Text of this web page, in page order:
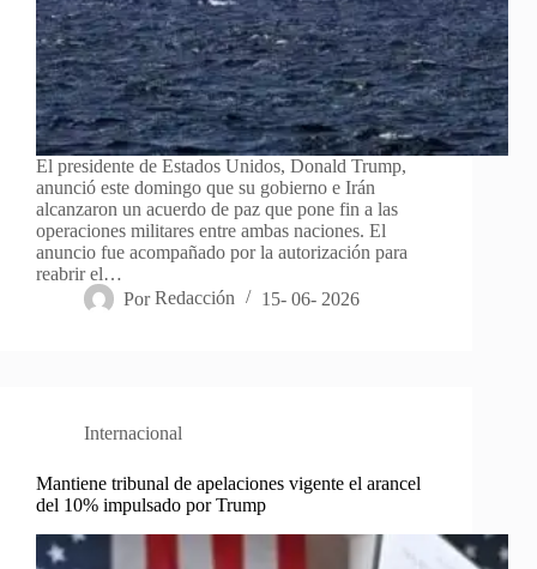
El presidente de Estados Unidos, Donald Trump,
anunció este domingo que su gobierno e Irán
alcanzaron un acuerdo de paz que pone fin a las
operaciones militares entre ambas naciones. El
anuncio fue acompañado por la autorización para
reabrir el…
Por Redacción 15- 06- 2026
Internacional
Mantiene tribunal de apelaciones vigente el arancel
del 10% impulsado por Trump